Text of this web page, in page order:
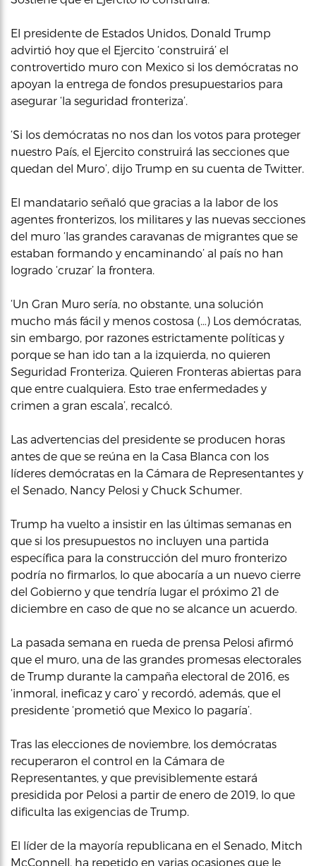
El presidente de Estados Unidos, Donald Trump
advirtió hoy que el Ejercito ‘construirá’ el
controvertido muro con Mexico si los demócratas no
apoyan la entrega de fondos presupuestarios para
asegurar ‘la seguridad fronteriza’.
‘Si los demócratas no nos dan los votos para proteger
nuestro País, el Ejercito construirá las secciones que
quedan del Muro’, dijo Trump en su cuenta de Twitter.
El mandatario señaló que gracias a la labor de los
agentes fronterizos, los militares y las nuevas secciones
del muro ‘las grandes caravanas de migrantes que se
estaban formando y encaminando’ al país no han
logrado ‘cruzar’ la frontera.
‘Un Gran Muro sería, no obstante, una solución
mucho más fácil y menos costosa (…) Los demócratas,
sin embargo, por razones estrictamente políticas y
porque se han ido tan a la izquierda, no quieren
Seguridad Fronteriza. Quieren Fronteras abiertas para
que entre cualquiera. Esto trae enfermedades y
crimen a gran escala’, recalcó.
Las advertencias del presidente se producen horas
antes de que se reúna en la Casa Blanca con los
líderes demócratas en la Cámara de Representantes y
el Senado, Nancy Pelosi y Chuck Schumer.
Trump ha vuelto a insistir en las últimas semanas en
que si los presupuestos no incluyen una partida
específica para la construcción del muro fronterizo
podría no firmarlos, lo que abocaría a un nuevo cierre
del Gobierno y que tendría lugar el próximo 21 de
diciembre en caso de que no se alcance un acuerdo.
La pasada semana en rueda de prensa Pelosi afirmó
que el muro, una de las grandes promesas electorales
de Trump durante la campaña electoral de 2016, es
‘inmoral, ineficaz y caro’ y recordó, además, que el
presidente ‘prometió que Mexico lo pagaría’.
Tras las elecciones de noviembre, los demócratas
recuperaron el control en la Cámara de
Representantes, y que previsiblemente estará
presidida por Pelosi a partir de enero de 2019, lo que
dificulta las exigencias de Trump.
El líder de la mayoría republicana en el Senado, Mitch
McConnell, ha repetido en varias ocasiones que le